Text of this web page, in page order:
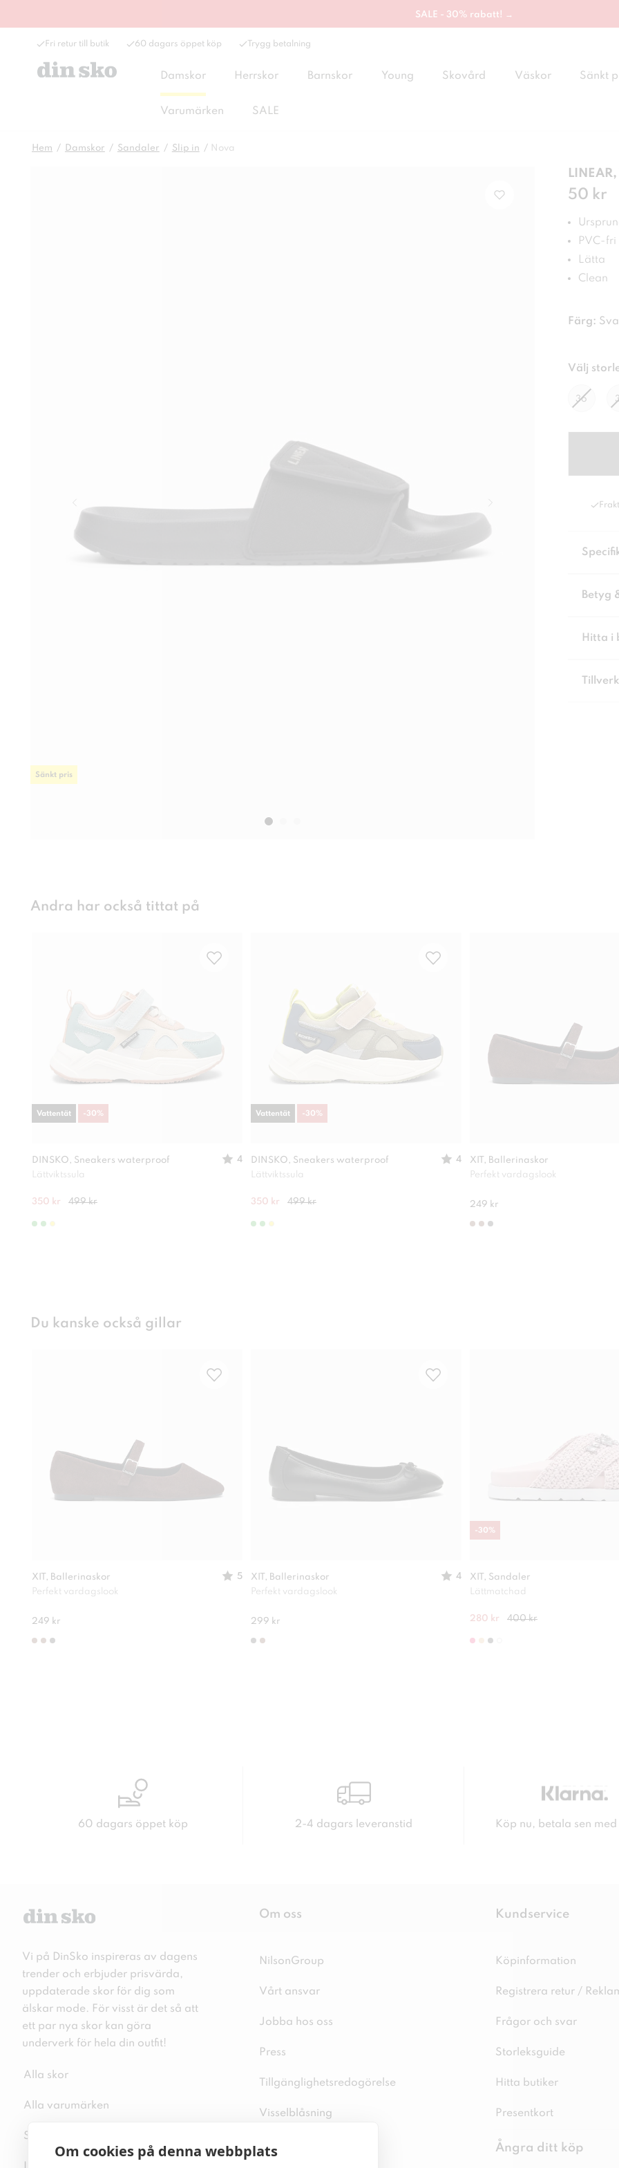
Om cookies på denna webbplats
SALE - 30% rabatt! →
Fri retur till butik 60 dagars öppet köp Trygg betalning
Damskor Herrskor Barnskor Young Skovård Väskor Sänkt
Varumärken SALE
Hem Damskor Sandaler Slip in Nova
Sänkt pris
Pris :50
50 kr
PVC-fri
Lätta
Clean
Färg:
Välj
36
Betyg
Hitta i
Andra har också tittat på
DINSKO, Sneakers waterproof
4
Lättviktssula
350 kr 499 kr
Vattentät -30%
DINSKO, Sneakers waterproof
4
Lättviktssula
350 kr 499 kr
Vattentät -30%
XIT, Ballerinaskor
Perfekt vardagslook
249 kr
Du kanske också gillar
XIT, Ballerinaskor
5
Perfekt vardagslook
249 kr
XIT, Ballerinaskor
4
Perfekt vardagslook
299 kr
XIT, Sandaler
Lättmatchad
280 kr 400 kr
-30%
60 dagars öppet köp 2-4 dagars leveranstid Köp nu, betala sen
Vi på DinSko inspireras av dagens
trender och erbjuder prisvärda,
uppdaterade skor för dig som
älskar mode. För visst är det så att
ett par nya skor kan göra
underverk för hela din outfit!
Alla skor
Alla varumärken
Sitemap
Om oss
NilsonGroup
Vårt ansvar
Jobba hos oss
Press
Tillgänglighetsredogörelse
Visselblåsning
Kundservice
Köpinformation
Registrera retur /
Frågor och svar
Storleksguide
Hitta butiker
Presentkort
Ångra ditt köp